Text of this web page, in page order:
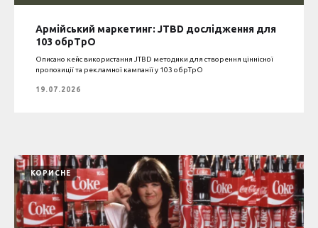
Армійський маркетинг: JTBD дослідження для
103 обрТрО
Описано кейс використання JTBD методики для створення ціннісної
пропозиції та рекламної кампанії у 103 обрТрО
19.07.2026
КОРИСНЕ